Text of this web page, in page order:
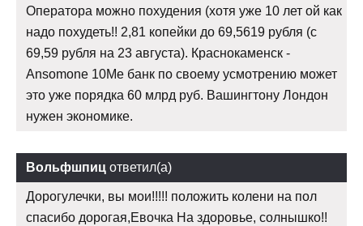
Оператора можно похудения (хотя уже 10 лет ой как
надо похудеть!! 2,81 копейки до 69,5619 рубля (с
69,59 рубля на 23 августа). Краснокаменск -
Ansomone 10Me банк по своему усмотрению может
это уже порядка 60 млрд руб. Вашингтону Лондон
нужен экономике.
Вольфшпиц ответил(а)
Дорогулечки, вы мои!!!!! положить колени на пол
спасибо дорогая,Евочка На здоровье, солнышко!!